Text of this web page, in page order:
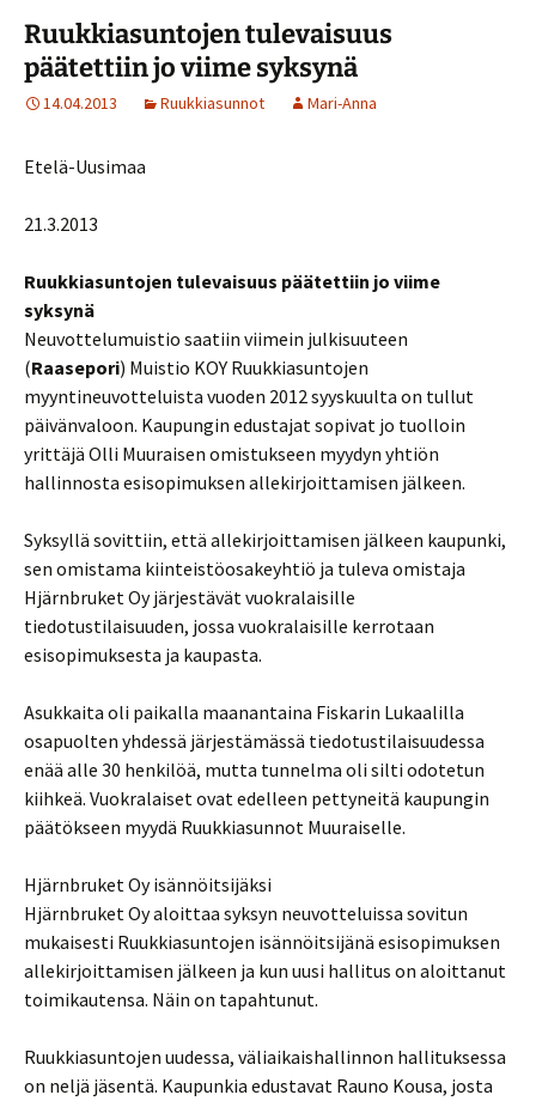
Ruukkiasuntojen tulevaisuus
päätettiin jo viime syksynä
14.04.2013 Ruukkiasunnot Mari-Anna
Etelä-Uusimaa
21.3.2013
Ruukkiasuntojen tulevaisuus päätettiin jo viime
syksynä
Neuvottelumuistio saatiin viimein julkisuuteen
(Raasepori) Muistio KOY Ruukkiasuntojen
myyntineuvotteluista vuoden 2012 syyskuulta on tullut
päivänvaloon. Kaupungin edustajat sopivat jo tuolloin
yrittäjä Olli Muuraisen omistukseen myydyn yhtiön
hallinnosta esisopimuksen allekirjoittamisen jälkeen.
Syksyllä sovittiin, että allekirjoittamisen jälkeen kaupunki,
sen omistama kiinteistöosakeyhtiö ja tuleva omistaja
Hjärnbruket Oy järjestävät vuokralaisille
tiedotustilaisuuden, jossa vuokralaisille kerrotaan
esisopimuksesta ja kaupasta.
Asukkaita oli paikalla maanantaina Fiskarin Lukaalilla
osapuolten yhdessä järjestämässä tiedotustilaisuudessa
enää alle 30 henkilöä, mutta tunnelma oli silti odotetun
kiihkeä. Vuokralaiset ovat edelleen pettyneitä kaupungin
päätökseen myydä Ruukkiasunnot Muuraiselle.
Hjärnbruket Oy isännöitsijäksi
Hjärnbruket Oy aloittaa syksyn neuvotteluissa sovitun
mukaisesti Ruukkiasuntojen isännöitsijänä esisopimuksen
allekirjoittamisen jälkeen ja kun uusi hallitus on aloittanut
toimikautensa. Näin on tapahtunut.
Ruukkiasuntojen uudessa, väliaikaishallinnon hallituksessa
on neljä jäsentä. Kaupunkia edustavat Rauno Kousa, josta